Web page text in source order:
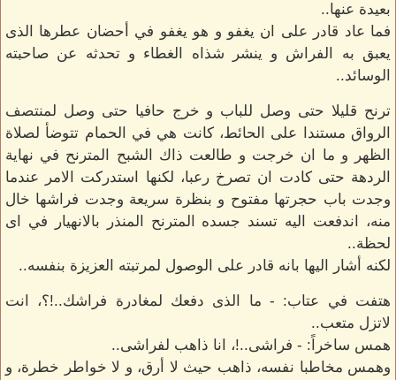
بعيدة عنها..
فما عاد قادر على ان يغفو و هو يغفو في أحضان عطرها الذى
يعبق به الفراش و ينشر شذاه الغطاء و تحدثه عن صاحبته
الوسائد..
ترنح قليلا حتى وصل للباب و خرج حافيا حتى وصل لمنتصف
الرواق مستندا على الحائط، كانت هي في الحمام تتوضأ لصلاة
الظهر و ما ان خرجت و طالعت ذاك الشبح المترنح في نهاية
الردهة حتى كادت ان تصرخ رعبا، لكنها استدركت الامر عندما
وجدت باب حجرتها مفتوح و بنظرة سريعة وجدت فراشها خال
منه، اندفعت اليه تسند جسده المترنح المنذر بالانهيار في اى
لحظة..
لكنه أشار اليها بانه قادر على الوصول لمرتبته العزيزة بنفسه..
هتفت في عتاب: - ما الذى دفعك لمغادرة فراشك..!؟، انت
لاتزل متعب..
همس ساخراً: - فراشى..!، انا ذاهب لفراشى..
وهمس مخاطبا نفسه، ذاهب حيث لا أرق، و لا خواطر خطرة، و